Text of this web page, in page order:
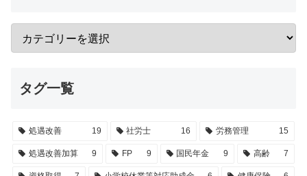
タグ一覧
処遇改善 19 社労士 16 労務管理 15
処遇改善加算 9 FP 9 国民年金 9 高齢 7